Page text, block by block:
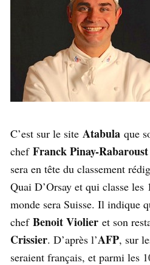
C’est sur le site Atabula que
chef Franck Pinay-Rabaroust
sera en tête du classement
Quai D’Orsay et qui classe
monde sera Suisse. Il indique
chef Benoit Violier et son
Crissier. D’après l’AFP, sur
seraient français, et parmi les